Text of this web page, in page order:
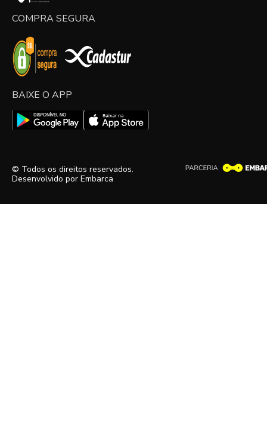
COMPRA SEGURA
BAIXE O APP
© Todos os direitos reservados.
Desenvolvido por Embarca